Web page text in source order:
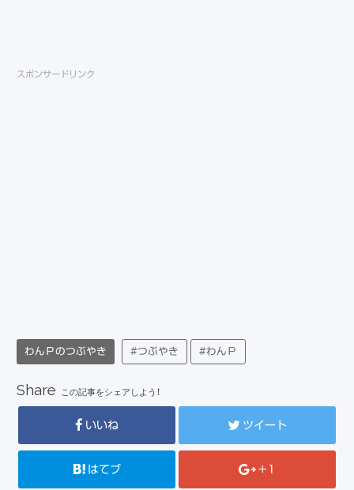
スポンサードリンク
わんＰのつぶやき #つぶやき #わんＰ
Share この記事をシェアしよう！
いいね ツイート
はてブ +1